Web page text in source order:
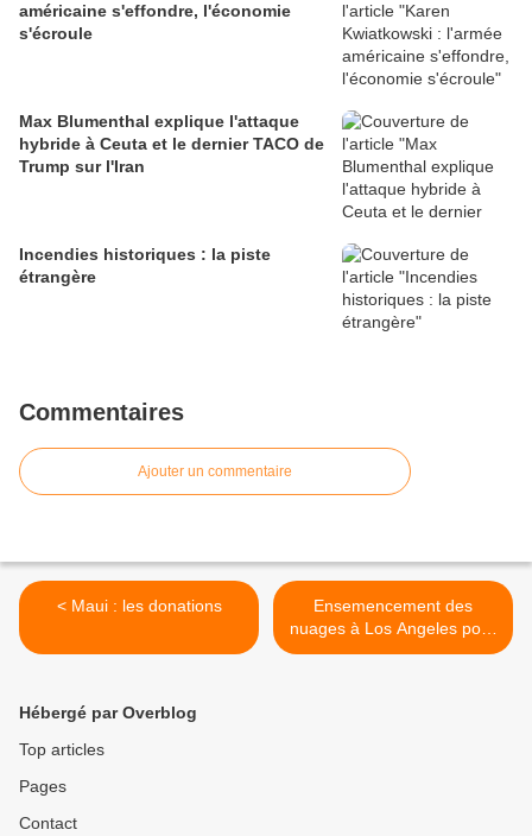
américaine s'effondre, l'économie
s'écroule
Max Blumenthal explique l'attaque
hybride à Ceuta et le dernier TACO de
Trump sur l'Iran
Incendies historiques : la piste
étrangère
Commentaires
Ajouter un commentaire
< Maui : les donations
Ensemencement des
nuages à Los Angeles pour
faire pleuvoir (italien) >
Hébergé par Overblog
Top articles
Pages
Contact